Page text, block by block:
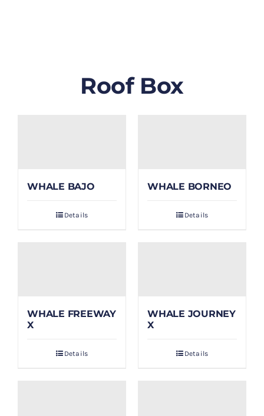
PAYMENT
Roof Box
WHALE BAJO
Details
WHALE BORNEO
Details
WHALE FREEWAY
X
Details
WHALE JOURNEY
X
Details